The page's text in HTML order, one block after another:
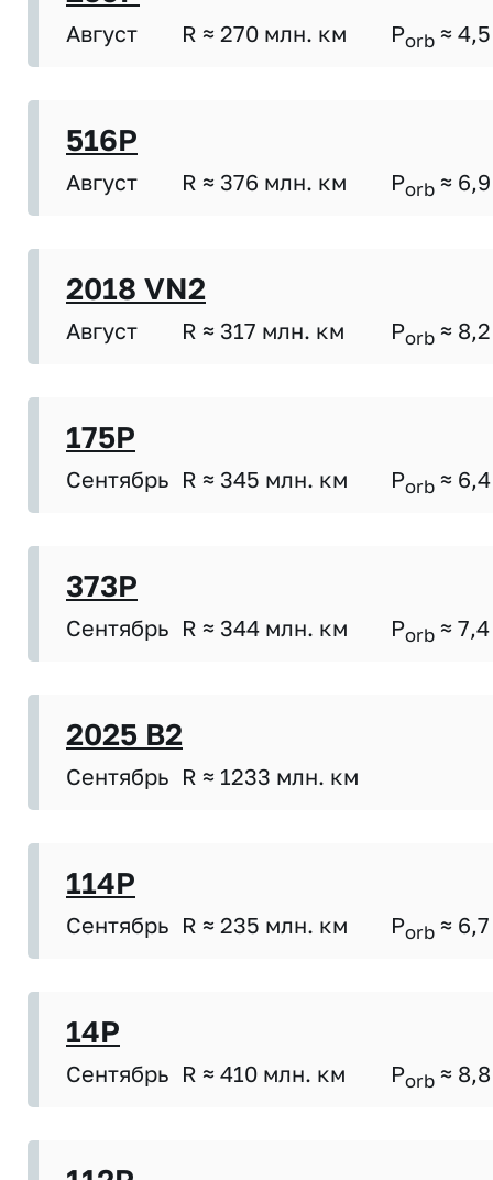
Август R ≈ 270 млн. км Porb ≈ 4,5
516P
Август R ≈ 376 млн. км Porb ≈ 6,9
2018 VN2
Август R ≈ 317 млн. км Porb ≈ 8,2
175P
Сентябрь R ≈ 345 млн. км Porb ≈ 6,4
373P
Сентябрь R ≈ 344 млн. км Porb ≈ 7,4
2025 B2
Сентябрь R ≈ 1233 млн. км
114P
Сентябрь R ≈ 235 млн. км Porb ≈ 6,7
14P
Сентябрь R ≈ 410 млн. км Porb ≈ 8,8